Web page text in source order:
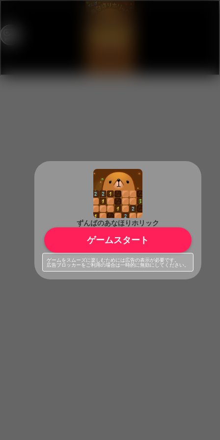
ずんばのあなほりホリック
ゲームスタート
ゲームをスムーズに楽しむためには広告の表示が必要です。
広告ブロッカーをご利用の場合は一時的に無効にしてください。